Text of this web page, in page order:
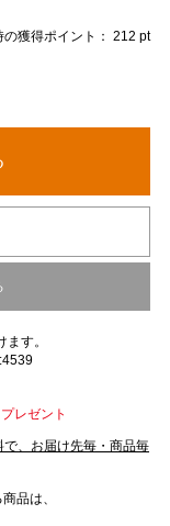
の獲得ポイント： 212 pt
す。
レゼント
、お届け先毎・商品毎
品は、